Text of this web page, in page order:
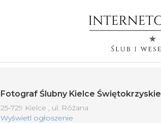
Fotograf Ślubny Kielce Świętokrzyskie
25-729 Kielce , ul. Różana
Wyświetl ogłoszenie